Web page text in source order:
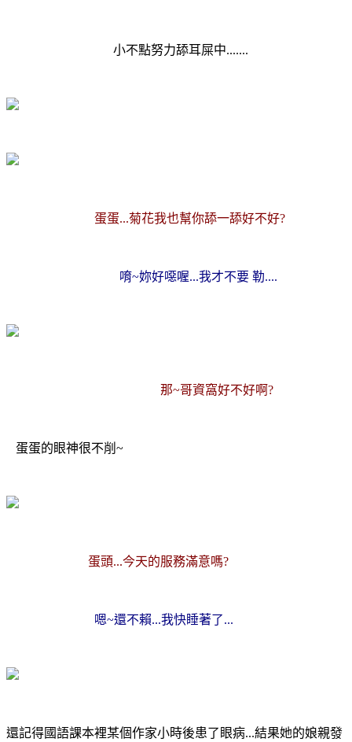
小不點努力舔耳屎中.......
蛋蛋...菊花我也幫你舔一舔好不好?
唷~妳好噁喔...我才不要 勒....
那~哥資窩好不好啊?
蛋蛋的眼神很不削~
蛋頭...今天的服務滿意嗎?
嗯~還不賴...我快睡著了...
還記得國語課本裡某個作家小時後患了眼病...結果她的娘親發